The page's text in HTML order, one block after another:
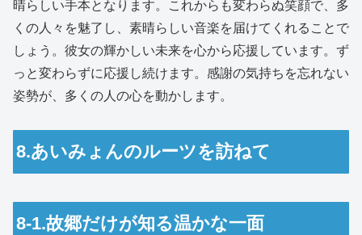
晴らしい手本となります。これからも変わらぬ笑顔で、多
くの人々を魅了し、素晴らしい音楽を届けてくれることで
しょう。彼女の輝かしい未来を心から応援しています。ず
っと変わらずに応援し続けます。感謝の気持ちを忘れない
姿勢が、多くの人の心を動かします。
8.あいみょんのルーツを訪ねて
8-1.故郷だけが知る温かな一面